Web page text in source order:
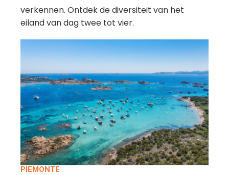
verkennen. Ontdek de diversiteit van het
eiland van dag twee tot vier.
PIEMONTE